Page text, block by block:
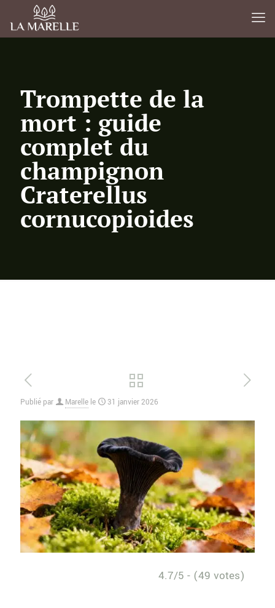
Trompette de la
mort : guide
complet du
champignon
Craterellus
cornucopioides
Publié par Marelle le 31 janvier 2026
4.7/5 - (49 votes)